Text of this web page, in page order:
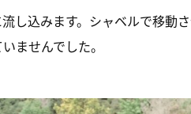
し込みます。シャベルで移動
ませんでした。